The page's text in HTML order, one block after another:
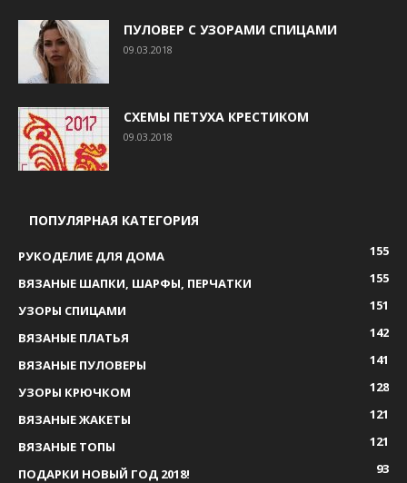
ПУЛОВЕР С УЗОРАМИ СПИЦАМИ
09.03.2018
СХЕМЫ ПЕТУХА КРЕСТИКОМ
09.03.2018
ПОПУЛЯРНАЯ КАТЕГОРИЯ
РУКОДЕЛИЕ ДЛЯ ДОМА
155
ВЯЗАНЫЕ ШАПКИ, ШАРФЫ, ПЕРЧАТКИ
155
УЗОРЫ СПИЦАМИ
151
ВЯЗАНЫЕ ПЛАТЬЯ
142
ВЯЗАНЫЕ ПУЛОВЕРЫ
141
УЗОРЫ КРЮЧКОМ
128
ВЯЗАНЫЕ ЖАКЕТЫ
121
ВЯЗАНЫЕ ТОПЫ
121
ПОДАРКИ НОВЫЙ ГОД 2018!
93